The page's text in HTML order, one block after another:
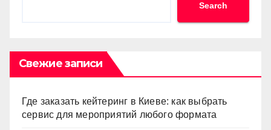
Search
Свежие записи
Где заказать кейтеринг в Киеве: как выбрать
сервис для мероприятий любого формата